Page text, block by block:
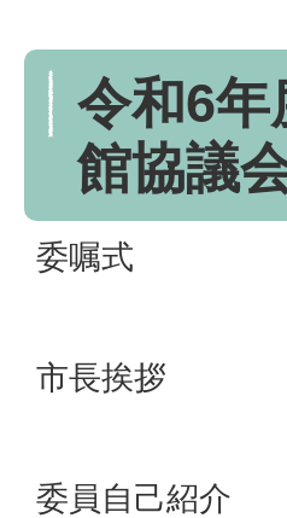
令和6年
館協議
委嘱式
市長挨拶
委員自己紹介